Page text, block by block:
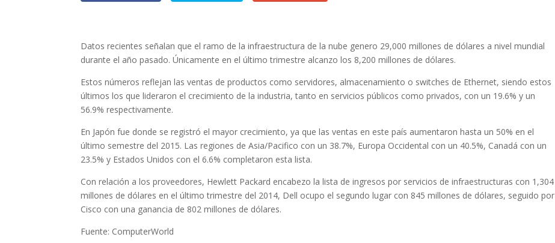
Datos recientes señalan que el ramo de la infraestructura de la nube genero 29,000 millones de dólares a nivel mundial
durante el año pasado. Únicamente en el último trimestre alcanzo los 8,200 millones de dólares.
Estos números reflejan las ventas de productos como servidores, almacenamiento o switches de Ethernet, siendo estos
últimos los que lideraron el crecimiento de la industria, tanto en servicios públicos como privados, con un 19.6% y un
56.9% respectivamente.
En Japón fue donde se registró el mayor crecimiento, ya que las ventas en este país aumentaron hasta un 50% en el
último semestre del 2015. Las regiones de Asia/Pacifico con un 38.7%, Europa Occidental con un 40.5%, Canadá con un
23.5% y Estados Unidos con el 6.6% completaron esta lista.
Con relación a los proveedores, Hewlett Packard encabezo la lista de ingresos por servicios de infraestructuras con 1,304
millones de dólares en el último trimestre del 2014, Dell ocupo el segundo lugar con 845 millones de dólares, seguido por
Cisco con una ganancia de 802 millones de dólares.
Fuente: ComputerWorld